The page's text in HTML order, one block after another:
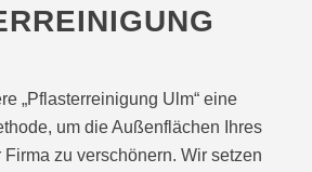
„Pflasterreinigung Ulm“ eine
um die Außenflächen Ihres
Firma zu verschönern. Wir setzen